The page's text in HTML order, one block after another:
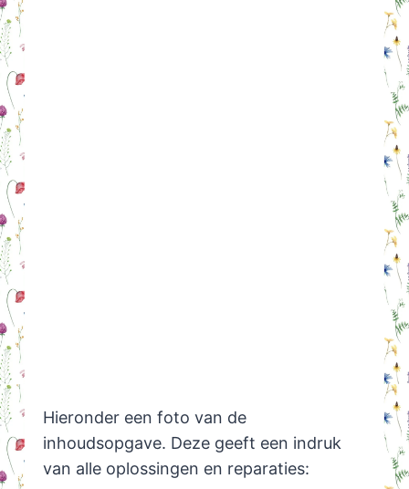
Hieronder een foto van de
inhoudsopgave. Deze geeft een indruk
van alle oplossingen en reparaties: